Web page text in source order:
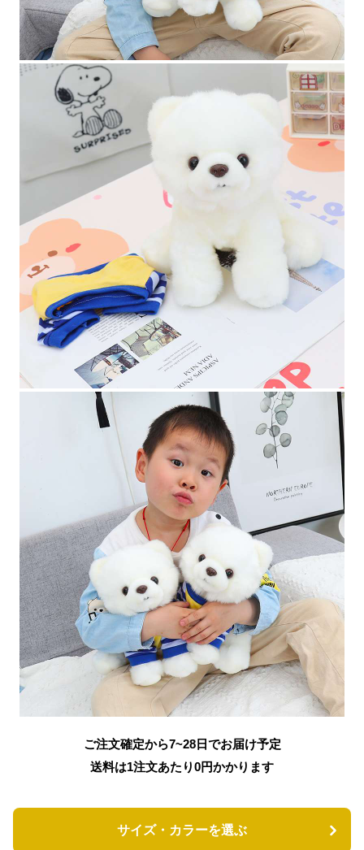
ご注文確定から7~28日でお届け予定
送料は1注文あたり0円かかります
サイズ・カラーを選ぶ